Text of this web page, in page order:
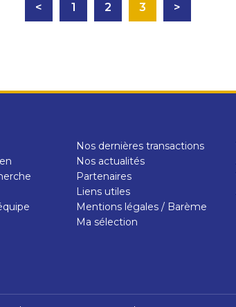
< 1 2 3 >
Nos dernières transactions
Nos actualités
Partenaires
Liens utiles
Mentions légales / Barème
Ma sélection